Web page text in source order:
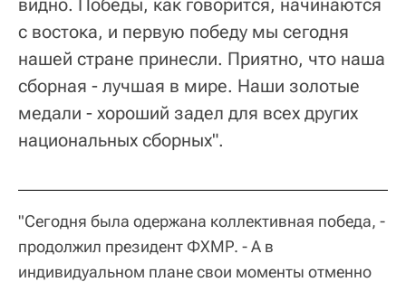
с востока, и первую победу мы сегодня
нашей стране принесли. Приятно, что наша
сборная - лучшая в мире. Наши золотые
медали - хороший задел для всех других
национальных сборных".
"Сегодня была одержана коллективная победа, -
продолжил президент ФХМР. - А в
индивидуальном плане свои моменты отменно